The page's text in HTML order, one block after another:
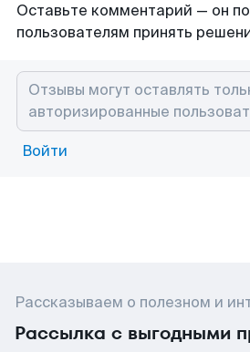
Оставьте комментарий — он
пользователям принять
Войти
Рассказываем о полезном и
Рассылка с выгодными